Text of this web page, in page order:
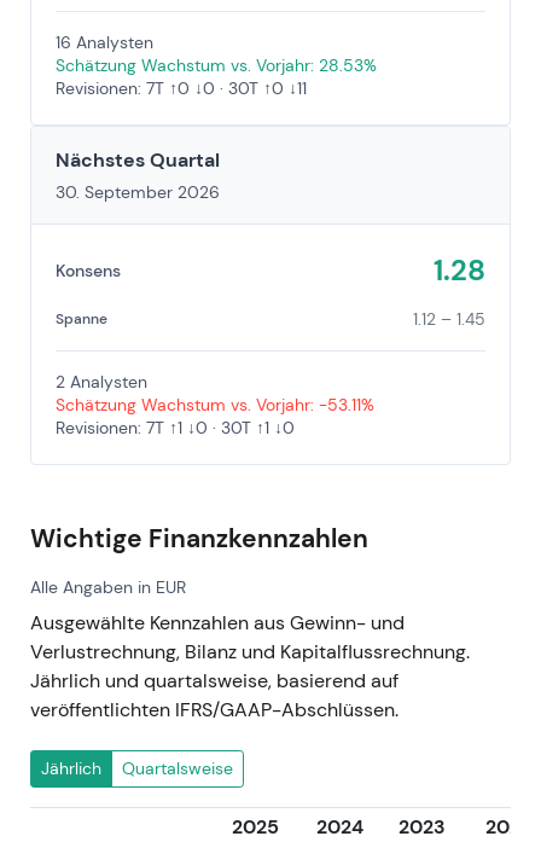
16 Analysten
Schätzung Wachstum vs. Vorjahr: 28.53%
Revisionen: 7T ↑0 ↓0 · 30T ↑0 ↓11
Nächstes Quartal
30. September 2026
Konsens 1.28
Spanne 1.12 – 1.45
2 Analysten
Schätzung Wachstum vs. Vorjahr: -53.11%
Revisionen: 7T ↑1 ↓0 · 30T ↑1 ↓0
Wichtige Finanzkennzahlen
Alle Angaben in EUR
Ausgewählte Kennzahlen aus Gewinn- und
Verlustrechnung, Bilanz und Kapitalflussrechnung.
Jährlich und quartalsweise, basierend auf
veröffentlichten IFRS/GAAP-Abschlüssen.
Jährlich Quartalsweise
2025 2024 2023
2022